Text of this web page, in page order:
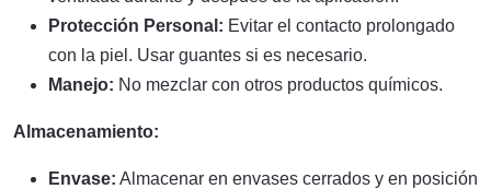
Protección Personal: Evitar el contacto prolongado
con la piel. Usar guantes si es necesario.
Manejo: No mezclar con otros productos químicos.
Almacenamiento:
Envase: Almacenar en envases cerrados y en posición